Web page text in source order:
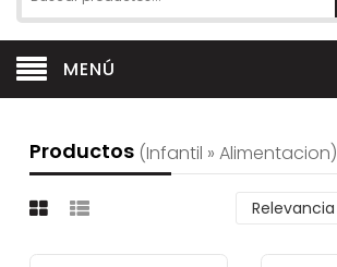
MENÚ
Productos (infantil » Alimentacion)